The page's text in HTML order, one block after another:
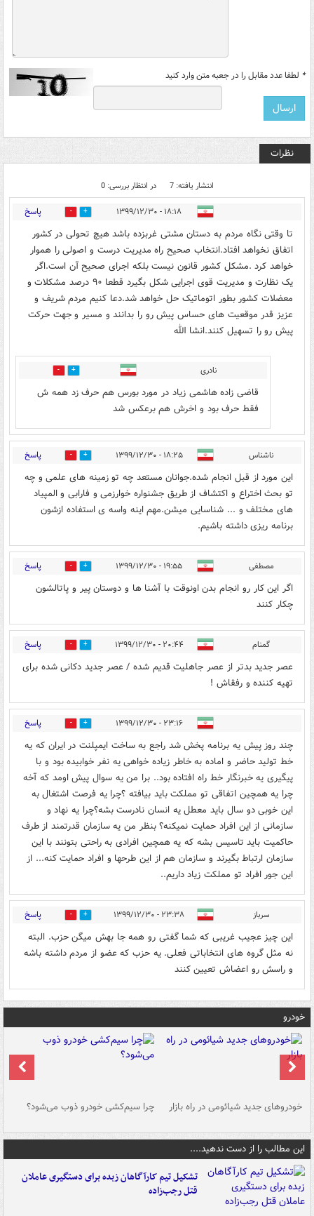
* لطفا عدد مقابل را در جعبه متن وارد کنید
نظرات
انتشار یافته: 7 در انتظار بررسی: 0
۱۸:۱۸ - ۱۳۹۹/۱۲/۳۰ 10 پاسخ
تا وقتی نگاه مردم به دستان مشتی غربزده باشد هیچ تحولی در کشور
اتفاق نخواهد افتاد.انتخاب صحیح راه مدیریت درست و اصولی را هموار
خواهد کرد .مشکل کشور قانون نیست بلکه اجرای صحیح آن است.اگر
یک نظارت و مدیریت قوی اجرایی شکل بگیرد قطعا ۹۰ درصد مشکلات و
معضلات کشور بطور اتوماتیک حل خواهد شد.دعا کنیم مردم شریف‌ و
عزیز قدر موقعیت های حساس پیش رو را بدانند و مسیر و جهت حرکت
پیش رو را تسهیل کنند.انشا الله
نادری 0
قاضی زاده هاشمی زیاد در مورد بورس هم حرف زد همه ش
فقط حرف بود و اخرش هم برعکس شد
ناشناس ۱۸:۲۵ - ۱۳۹۹/۱۲/۳۰ 11 پاسخ
این مورد از قبل انجام شده.جوانان مستعد چه تو زمینه های علمی و چه
تو بحث اختراع و اکتشاف از طریق جشنواره خوارزمی و فارابی و المپیاد
های مختلف و ... شناسایی میشن.مهم اینه واسه ی استفاده ازشون
برنامه ریزی داشته باشیم.
مصطفی ۱۹:۵۵ - ۱۳۹۹/۱۲/۳۰ 3 پاسخ
اگر این کار رو انجام بدن اونوقت با آشنا ها و دوستان پیر و پاتالشون
چکار کنند
گمنام ۲۰:۴۴ - ۱۳۹۹/۱۲/۳۰ 0 پاسخ
عصر جدید بدتر از عصر جاهلیت قدیم شده / عصر جدید دکانی شده برای
تهیه کننده و رفقاش !
۲۳:۱۶ - ۱۳۹۹/۱۲/۳۰ 4 پاسخ
چند روز پیش یه برنامه پخش شد راجع به ساخت ایمپلنت در ایران که یه
خط تولید حاضر و اماده به خاطر زیاده خواهی یه نفر خوابیده بود و با
پیگیری یه خبرنگار خط راه افتاده بود.. برا من یه سوال پیش اومد که آخه
چرا یه همچین اتفاقی تو مملکت باید بیافته ؟چرا یه فرصت اشتغال به
این خوبی دو سال باید معطل یه انسان نادرست بشه؟چرا یه نهاد و
سازمانی از این افراد حمایت نمیکنه؟ بنظر من یه سازمان قدرتمند از طرف
حاکمیت باید تاسیس بشه که یه همچین افرادی به راحتی بتونند با این
سازمان ارتباط بگیرند و سازمان هم از این طرحها و افراد حمایت کنه... از
این جور افراد تو مملکت زیاد داریم..
سرباز ۲۳:۳۸ - ۱۳۹۹/۱۲/۳۰ 0 پاسخ
این چیز عجیب غریبی که شما گفتی رو همه جا بهش میگن حزب. البته
نه مثل گروه های انتخاباتی فعلی. یه حزب که عضو از مردم داشته باشه
و راسش رو اعضاش تعیین کنند
خودرو
خودروهای جدید شیائومی در راه بازار چرا سیم‌کشی خودرو ذوب می‌شود؟
این مطالب را از دست ندهید....
تشکیل تیم کارآگاهان زبده برای دستگیری عاملان
قتل رجب‌زاده